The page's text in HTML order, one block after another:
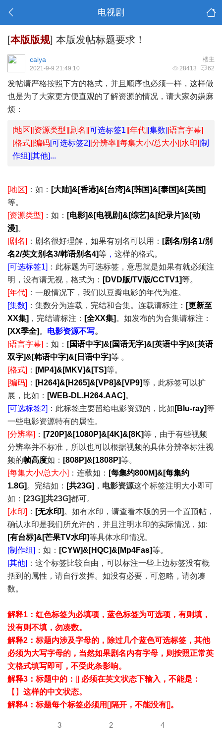
电视剧
[本版版规] 本版发帖标题要求！
楼主
caiya
28413 62
2021-9-9 21:49:10
发帖请严格按照下方的格式，并且顺序也必须一样，这样做
也是为了大家更方便直观的了解资源的情况，请大家勿嫌麻
烦：
[地区][资源类型][剧名][可选标签1][年代] [集数] [语言字幕]
[格式][编码[可选标签2] [分辨率][每集大小/总大小][水印] [制
作组][其他]...
[地区] ：如： [大陆]&[香港]&[台湾]&[韩国]&[泰国]&[美国]
等。
[资源类型] ：如： [电影]&[电视剧]&[综艺]&[纪录片]&[动
漫] 。
[剧名] ：剧名很好理解，如果有别名可以用： [剧名/别名1/别
名2/英文别名3/韩语别名4]等 ， 这样的格式。
[可选标签1] ：此标题为可选标签，意思就是如果有就必须注
明，没有请无视，格式为： [DVD版/TV版/CCTV1]等。
[年代] ：一般情况下，我们以豆瓣电影的年代为准。
[集数] ：集数分为连载，完结和合集。连载请标注： [更新至
XX集] ，完结请标注： [全XX集] 。如发布的为合集请标注：
[XX季全] 。 电影资源不写。
[语言字幕] ：如： [国语中字]&[国语无字]&[英语中字]&[英语
双字]&[韩语中字]&[日语中字]等 。
[格式] ： [MP4]&[MKV]&[TS]等。
[编码] ： [H264]&[H265]&[VP8]&[VP9]等，此标签可以扩
展，比如： [WEB-DL.H264.AAC] 。
[可选标签2] ：此标签主要留给电影资源的，比如 [Blu-ray]等
一些电影资源特有的属性。
[分辨率] ： [720P]&[1080P]&[4K]&[8K]等，由于有些视频
分辨率并不标准，所以也可以根据视频的具体分辨率标注视
频的帧高度如： [808P]&[1808P]等。
[每集大小/总大小] ：连载如： [每集约800M]&[每集约
1.8G] 。完结如： [共23G] ， 电影资源这个标签注明大小即可
如： [23G][共23G]都可。
[水印] ： [无水印] 。如有水印，请查看本版的另一个置顶帖，
确认水印是我们所允许的，并且注明水印的实际情况，如:
[有台标]&[芒果TV水印]等具体水印情况。
[制作组] ：如： [CYW]&[HQC]&[Mp4Fas]等。
[其他] ：这个标签比较自由，可以标注一些上边标签没有概
括到的属性，请自行发挥。如没有必要，可忽略，请勿凑
数。
解释1：红色标签为必填项，蓝色标签为可选项，有则填，
没有则不填，勿凑数。
解释2：标题内涉及字母的，除过几个蓝色可选标签，其他
必须为大写字母的，当然如果剧名内有字母，则按照正常英
文格式填写即可，不受此条影响。
解释3：标题中的： [] 必须在英文状态下输入，不能是：
【】 这样的中文状态。
解释4：标题每个标签必须用 [] 隔开，不能没有[]。
3 2 4